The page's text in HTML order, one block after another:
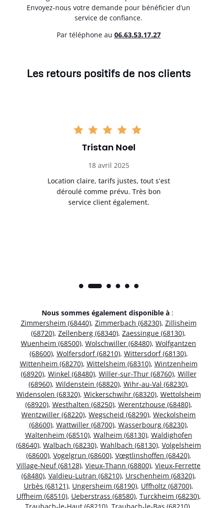
Envoyez-nous votre demande pour bénéficier d’un
service de confiance.
Par téléphone au 06.63.53.17.27
Les retours positifs de nos clients
Tristan Noel
18 avril 2025
Location claire, tarifs justes, tout s’est
déroulé comme prévu. Très bon
service client également.
Nous sommes également disponible à :
Zimmersheim (68440), Zimmerbach (68230), Zillisheim
(68720), Zellenberg (68340), Zaessingue (68130),
Wuenheim (68500), Wolschwiller (68480), Wolfgantzen
(68600), Wolfersdorf (68210), Wittersdorf (68130),
Wittenheim (68270), Wittelsheim (68310), Wintzenheim
(68920), Winkel (68480), Willer-sur-Thur (68760), Willer
(68960), Wildenstein (68820), Wihr-au-Val (68230),
Widensolen (68320), Wickerschwihr (68320), Wettolsheim
(68920), Westhalten (68250), Werentzhouse (68480),
Wentzwiller (68220), Wegscheid (68290), Weckolsheim
(68600), Wattwiller (68700), Wasserbourg (68230),
Waltenheim (68510), Walheim (68130), Waldighofen
(68640), Walbach (68230), Wahlbach (68130), Volgelsheim
(68600), Vogelgrun (68600), Vœgtlinshoffen (68420),
Village-Neuf (68128), Vieux-Thann (68800), Vieux-Ferrette
(68480), Valdieu-Lutran (68210), Urschenheim (68320),
Urbès (68121), Ungersheim (68190), Uffholtz (68700),
Uffheim (68510), Ueberstrass (68580), Turckheim (68230),